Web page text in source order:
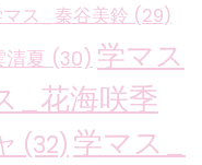
マス_秦谷美鈴 (29)
夏 (30) 学マス
_花海咲季
(32) 学マス_